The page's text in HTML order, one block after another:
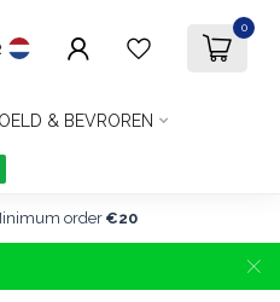
0
& BEVROREN
order€20